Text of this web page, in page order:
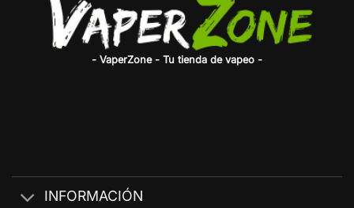
- VaperZone - Tu tienda de vapeo -
INFORMACIÓN